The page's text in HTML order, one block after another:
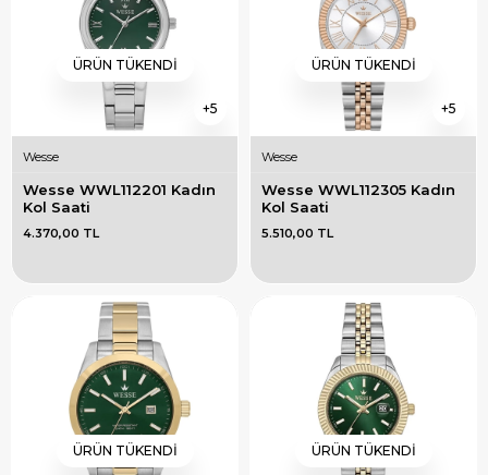
5
ÜRÜN TÜKENDI
Wesse
Wesse WWL112201 Kadın
Kol Saati
4.370,00 TL
5
ÜRÜN TÜKENDI
Wesse
Wesse WWL112305 Kadın
Kol Saati
5.510,00 TL
ÜRÜN TÜKENDI ÜRÜN TÜKENDI